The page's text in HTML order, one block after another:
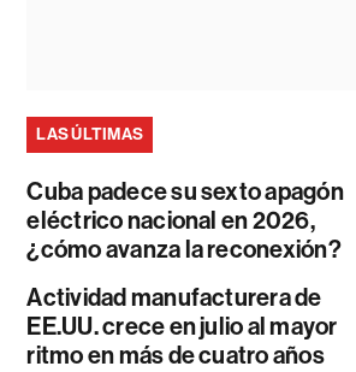
LAS ÚLTIMAS
Cuba padece su sexto apagón
eléctrico nacional en 2026,
¿cómo avanza la reconexión?
Actividad manufacturera de
EE.UU. crece en julio al mayor
ritmo en más de cuatro años